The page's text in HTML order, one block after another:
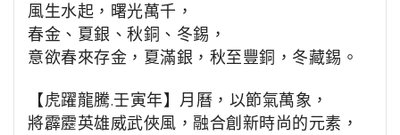
風生水起 ， 曙光萬千 ，
春金、夏銀 、 秋銅 、 冬錫，
意欲春來存金，夏滿銀，秋至豐銅，冬藏錫。
【虎躍龍騰.壬寅年】月曆， 以節氣萬象，
將霹靂英雄威武俠風，融合創新時尚的元素，